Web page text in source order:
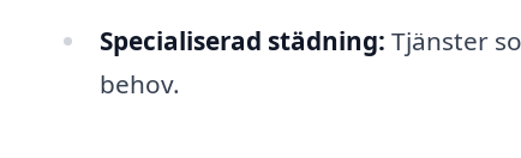
Specialiserad städning: Tjänster
behov.